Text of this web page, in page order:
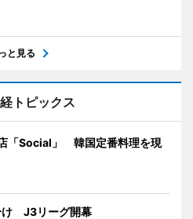
と見る
トピックス
「Social」 韓国定番料理を現
け J3リーグ開幕